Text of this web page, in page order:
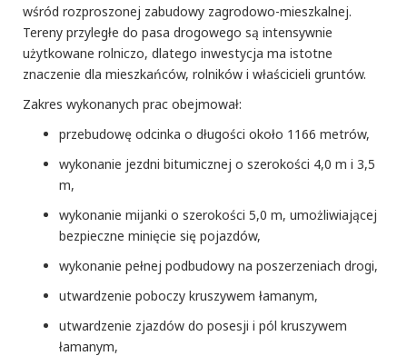
wśród rozproszonej zabudowy zagrodowo-mieszkalnej.
Tereny przyległe do pasa drogowego są intensywnie
użytkowane rolniczo, dlatego inwestycja ma istotne
znaczenie dla mieszkańców, rolników i właścicieli gruntów.
Zakres wykonanych prac obejmował:
przebudowę odcinka o długości około 1166 metrów,
wykonanie jezdni bitumicznej o szerokości 4,0 m i 3,5
m,
wykonanie mijanki o szerokości 5,0 m, umożliwiającej
bezpieczne minięcie się pojazdów,
wykonanie pełnej podbudowy na poszerzeniach drogi,
utwardzenie poboczy kruszywem łamanym,
utwardzenie zjazdów do posesji i pól kruszywem
łamanym,